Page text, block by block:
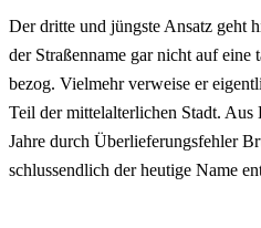
Der dritte und jüngste Ansatz geht
der Straßenname gar nicht auf eine
bezog. Vielmehr verweise er
Teil der mittelalterlichen Stadt.
Jahre durch Überlieferungsfehler
schlussendlich der heutige Name